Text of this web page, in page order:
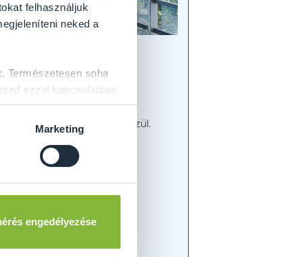
felhasználjuk
neked a
Természetesen soha
ezzel kapcsolatban.
Marketing
engedélyezése
tervezett ajtajának
üvegmegoldások közül.